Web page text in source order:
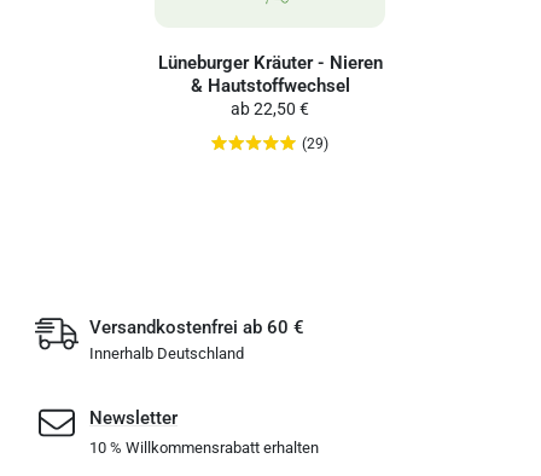
Lüneburger Kräuter - Nieren
& Hautstoffwechsel
ab22,50 €
(29)
Versandkostenfrei ab 60 €
Innerhalb Deutschland
Newsletter
10 % Willkommensrabatt erhalten